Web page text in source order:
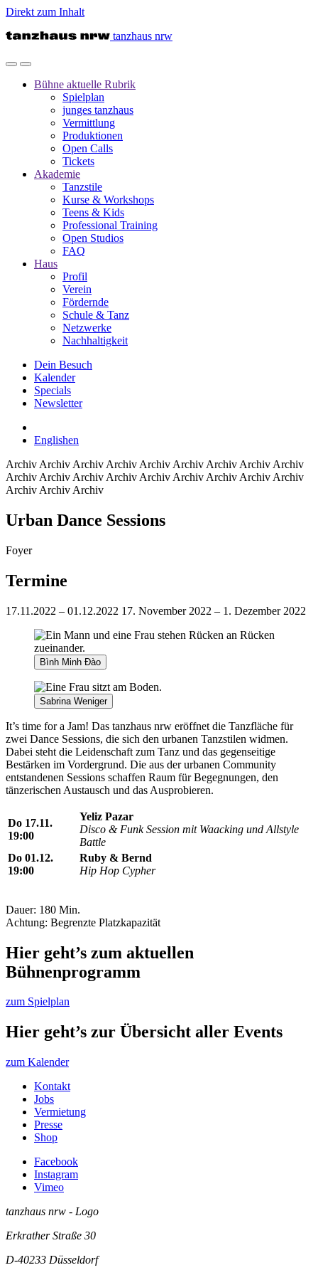
Direkt zum Inhalt
tanzhaus nrw
Bühne aktuelle Rubrik
Spielplan
junges tanzhaus
Vermittlung
Produktionen
Open Calls
Tickets
Akademie
Tanzstile
Kurse & Workshops
Teens & Kids
Professional Training
Open Studios
FAQ
Haus
Profil
Verein
Fördernde
Schule & Tanz
Netzwerke
Nachhaltigkeit
Dein Besuch
Kalender
Specials
Newsletter
Englishen
Archiv Archiv Archiv Archiv Archiv Archiv Archiv Archiv Archiv
Archiv Archiv Archiv Archiv Archiv Archiv Archiv Archiv Archiv
Archiv Archiv Archiv
Urban Dance Sessions
Foyer
Termine
17.11.2022 – 01.12.2022 17. November 2022 – 1. Dezember 2022
Bình Minh Đào
Sabrina Weniger
It’s time for a Jam! Das tanzhaus nrw eröffnet die Tanzfläche für
zwei Dance Sessions, die sich den urbanen Tanzstilen widmen.
Dabei steht die Leidenschaft zum Tanz und das gegenseitige
Bestärken im Vordergrund. Die aus der urbanen Community
entstandenen Sessions schaffen Raum für Begegnungen, den
tänzerischen Austausch und das Ausprobieren.
Do 17.11.
19:00
Yeliz Pazar
Disco & Funk Session mit Waacking und Allstyle
Battle
Do 01.12.
19:00
Ruby & Bernd
Hip Hop Cypher
Dauer: 180 Min.
Achtung: Begrenzte Platzkapazität
Hier geht’s zum aktuellen
Bühnenprogramm
zum Spielplan
Hier geht’s zur Übersicht aller Events
zum Kalender
Kontakt
Jobs
Vermietung
Presse
Shop
Facebook
Instagram
Vimeo
tanzhaus nrw - Logo
Erkrather Straße 30
D-40233 Düsseldorf